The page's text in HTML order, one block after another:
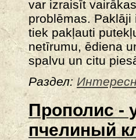
var izraisīt vairākas
problēmas. Paklāji
tiek pakļauti
netīrumu, ēdiena
spalvu un citu
Раздел:
Прополис -
пчелиный